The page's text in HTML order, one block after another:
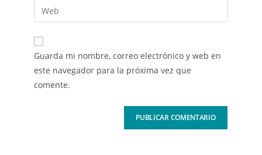
Guarda mi nombre, correo electrónico y web en
este navegador para la próxima vez que
comente.